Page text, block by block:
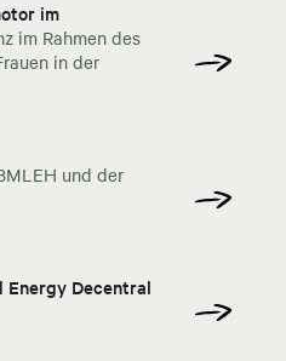
im
im Rahmen des
in der
und der
Energy Decentral